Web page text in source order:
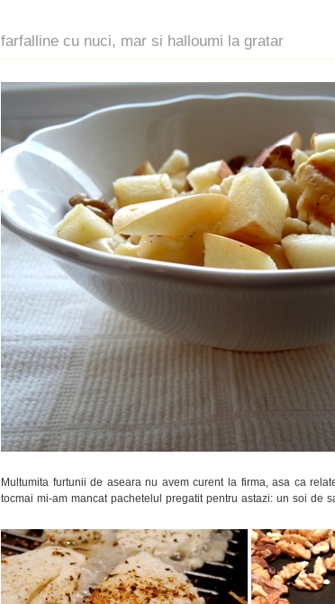
farfalline cu nuci, mar si halloumi la gratar
Multumita furtunii de aseara nu avem curent la firma, asa ca
tocmai mi-am mancat pachetelul pregatit pentru astazi: un soi de